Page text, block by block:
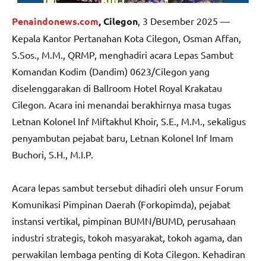
Penaindonews.com, Cilegon, 3 Desember 2025 —
Kepala Kantor Pertanahan Kota Cilegon, Osman Affan,
S.Sos., M.M., QRMP, menghadiri acara Lepas Sambut
Komandan Kodim (Dandim) 0623/Cilegon yang
diselenggarakan di Ballroom Hotel Royal Krakatau
Cilegon. Acara ini menandai berakhirnya masa tugas
Letnan Kolonel Inf Miftakhul Khoir, S.E., M.M., sekaligus
penyambutan pejabat baru, Letnan Kolonel Inf Imam
Buchori, S.H., M.I.P.
Acara lepas sambut tersebut dihadiri oleh unsur Forum
Komunikasi Pimpinan Daerah (Forkopimda), pejabat
instansi vertikal, pimpinan BUMN/BUMD, perusahaan
industri strategis, tokoh masyarakat, tokoh agama, dan
perwakilan lembaga penting di Kota Cilegon. Kehadiran